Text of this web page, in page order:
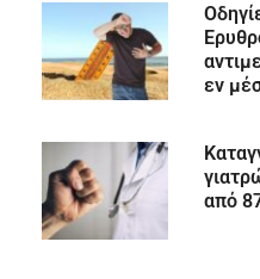
εν
από